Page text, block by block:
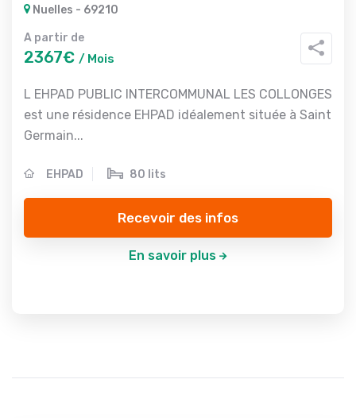
Nuelles - 69210
A partir de
2367€ / Mois
L EHPAD PUBLIC INTERCOMMUNAL LES COLLONGES
est une résidence EHPAD idéalement située à Saint
Germain...
EHPAD 80 lits
Recevoir des infos
En savoir plus